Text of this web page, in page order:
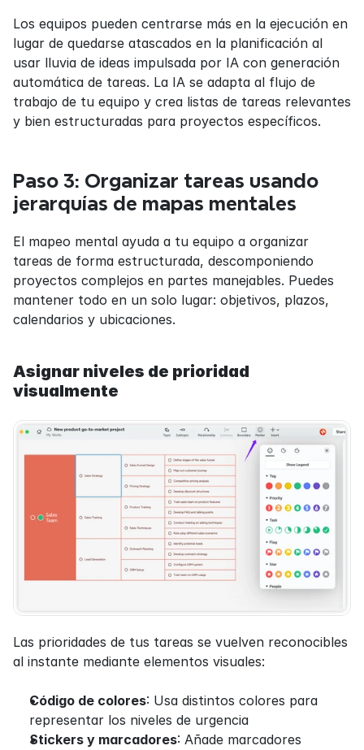
Los equipos pueden centrarse más en la ejecución en
lugar de quedarse atascados en la planificación al
usar lluvia de ideas impulsada por IA con generación
automática de tareas. La IA se adapta al flujo de
trabajo de tu equipo y crea listas de tareas relevantes
y bien estructuradas para proyectos específicos.
Paso 3: Organizar tareas usando
jerarquías de mapas mentales
El mapeo mental ayuda a tu equipo a organizar
tareas de forma estructurada, descomponiendo
proyectos complejos en partes manejables. Puedes
mantener todo en un solo lugar: objetivos, plazos,
calendarios y ubicaciones.
Asignar niveles de prioridad
visualmente
Las prioridades de tus tareas se vuelven reconocibles
al instante mediante elementos visuales:
Código de colores: Usa distintos colores para
representar los niveles de urgencia
Stickers y marcadores: Añade marcadores